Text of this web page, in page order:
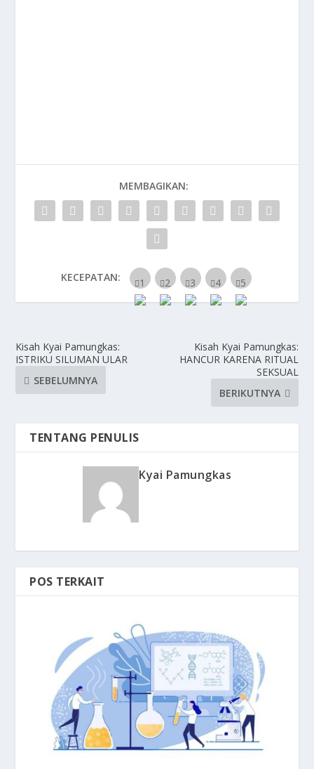
MEMBAGIKAN:
KECEPATAN:
Kisah Kyai Pamungkas:
ISTRIKU SILUMAN ULAR
SEBELUMNYA
Kisah Kyai Pamungkas:
HANCUR KARENA RITUAL
SEKSUAL
BERIKUTNYA
TENTANG PENULIS
Kyai Pamungkas
POS TERKAIT